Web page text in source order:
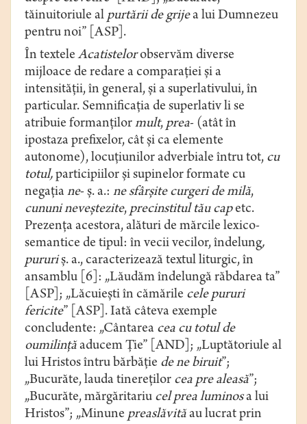
tăinuitoriule al purtării de grijea lui Dumnezeu
pentru noi” [ASP].
În texteleAcatistelorobservăm diverse
mijloace de redare a comparației și a
intensității, în general, și a superlativului, în
particular. Semnificația de superlativ li se
atribuie formanțilormult, prea- (atât în
ipostaza prefixelor, cât și ca elemente
autonome), locuțiunilor adverbiale întru tot, cu
totul,participiilor și supinelor formate cu
negația ne- ș. a.: ne sfârșite curgeri de milă,
cununi neveștezite, precinstitul tău capetc.
Prezența acestora, alături de mărcile lexico-
semantice de tipul: în vecii vecilor, îndelung,
pururiș. a., caracterizează textul liturgic, în
ansamblu [6]: „Lăudăm îndelungă răbdarea ta”
[ASP]; „Lăcuiești în cămările cele pururi
fericite” [ASP]. Iată câteva exemple
concludente: „Cântarea cea cu totul de
oumilințăaducem Ție” [AND]; „Luptătoriule al
lui Hristos întru bărbăție de ne biruit”;
„Bucurăte, lauda tinereților cea pre aleasă”;
„Bucurăte, mărgăritariu cel prea luminosa lui
Hristos”; „Minune preaslăvităau lucrat prin